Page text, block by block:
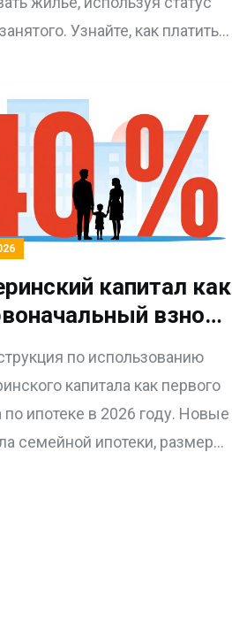
Узнайте, как платить
и избегать штрафов в 2026
году.
капитал как
взнос
новые правила и
инструкция
по использованию
капитала как первого
по ипотеке в 2026 году. Новые
семейной ипотеки, размеры